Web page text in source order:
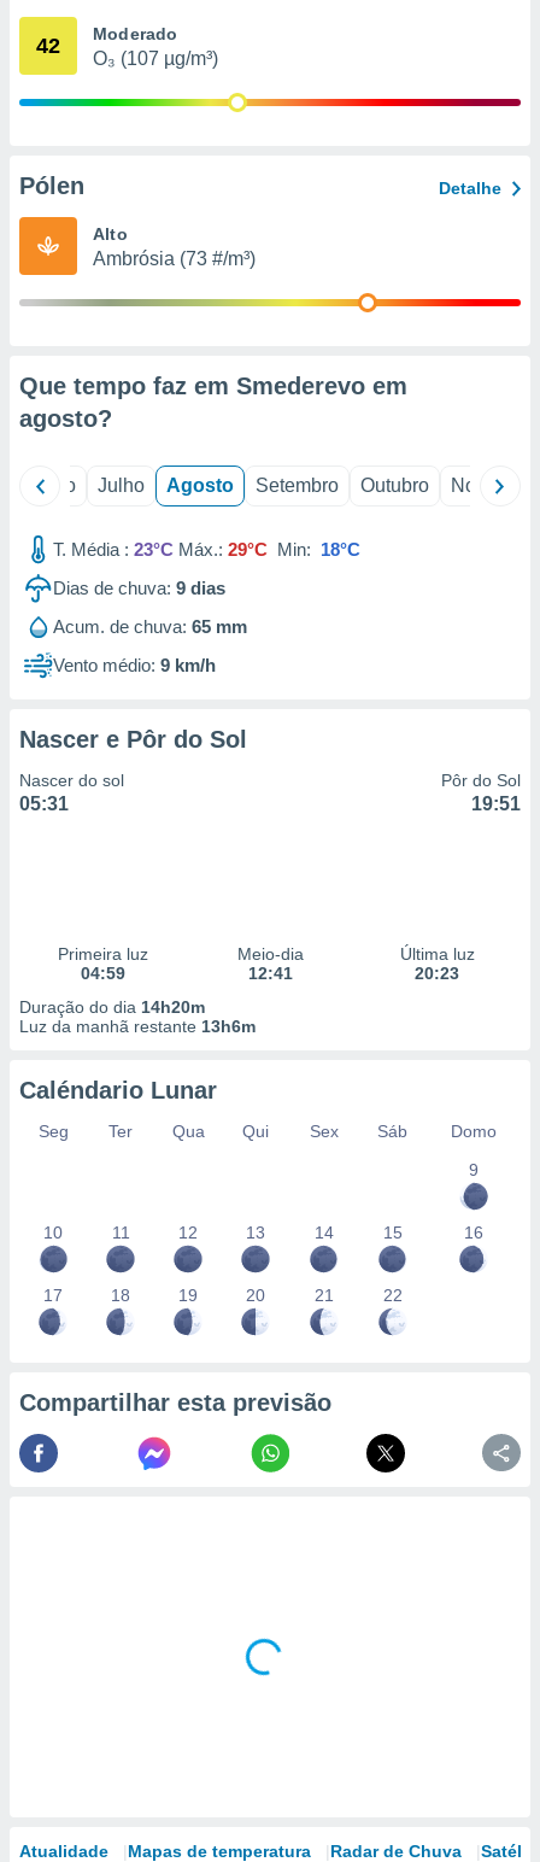
através
estudos
1199
42 Moderado
O₃ (107 µg/m³)
Pólen Detalhe
Alto
Ambrósia (73 #/m³)
Que tempo faz em Smederevo em
agosto?
Junho Julho Agosto Setembro Outubro Novembro
T. Média : 23°C Máx.: 29°C Min: 18°C
Dias de chuva: 9 dias
Acum. de chuva: 65 mm
Vento médio: 9 km/h
Nascer e Pôr do Sol
Nascer do sol
05:31
Pôr do Sol
19:51
Primeira luz
04:59
Meio-dia
12:41
Última luz
20:23
Duração do dia 14h20m
Luz da manhã restante 13h6m
Caléndario Lunar
Seg Ter Qua Qui Sex Sáb
Domo
9
10 11 12 13 14 15 16
17 18 19 20 21 22
Compartilhar esta previsão
Atualidade Mapas de temperatura Radar de Chuva